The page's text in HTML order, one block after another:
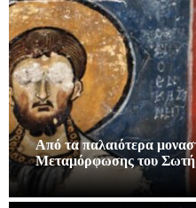
Από τα παλαιότερα
Μεταμόρφωσης του